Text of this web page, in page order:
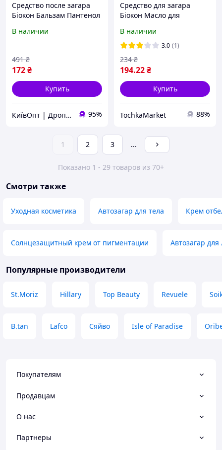
Средство после загара
Біокон Бальзам Пантенол
(4820008318381)- (Мрія)
В наличии
172₴
491 ₴
Купить
КиївОпт | Дропшип, Опт, Роздріб 95%
Средство для загара
Біокон Масло для
Африканская аргана SPF-
10 160 мл (4820160031142)
В наличии
3.0 (1)
194.22₴
234 ₴
Купить
TochkaMarket 88%
1 2 3 ...
Показано 1 - 29 товаров из 70+
Смотри также
Уходная косметика Автозагар для тела Крем
Солнцезащитный крем от пигментации Автозагар
Популярные производители
St.Moriz Hillary Top Beauty Revuele
B.tan Lafco Сяйво Isle of Paradise
Покупателям
Продавцам
О нас
Партнеры